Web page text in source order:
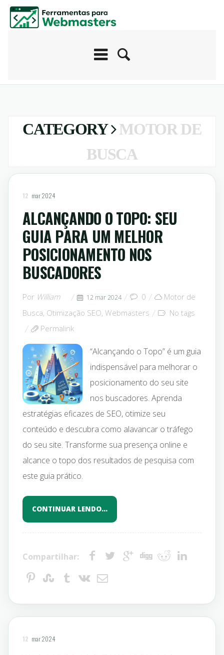
CATEGORY
MOTOR DE
BUSCA
12 mar 2024
ALCANÇANDO O TOPO: SEU
GUIA PARA UM MELHOR
POSICIONAMENTO NOS
BUSCADORES
Por William 12 mar 2024 0
Motor de
Busca, Otimização SEO, Webmasters
No tags
Permalink
“Alcançando o Topo” é um guia
indispensável para melhorar o
posicionamento do seu site
nos buscadores. Aprenda
estratégias eficazes de SEO, otimize seu
conteúdo e descubra como alavancar o tráfego
do seu site. Transforme sua presença online e
alcance o topo dos resultados de pesquisa com
este guia prático.
CONTINUAR LENDO…
Compartilhar:
12 mar 2024